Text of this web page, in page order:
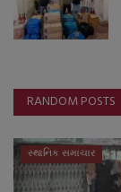
RANDOM POSTS
સ્થાનિક સમાચાર